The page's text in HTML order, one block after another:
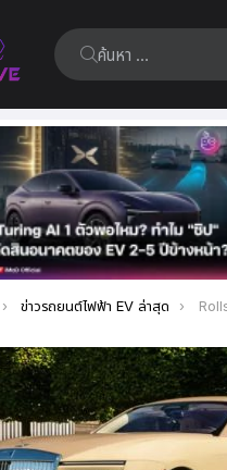
ค้นหา:
ข่าวรถยนต์ไฟฟ้า EV ล่าสุด